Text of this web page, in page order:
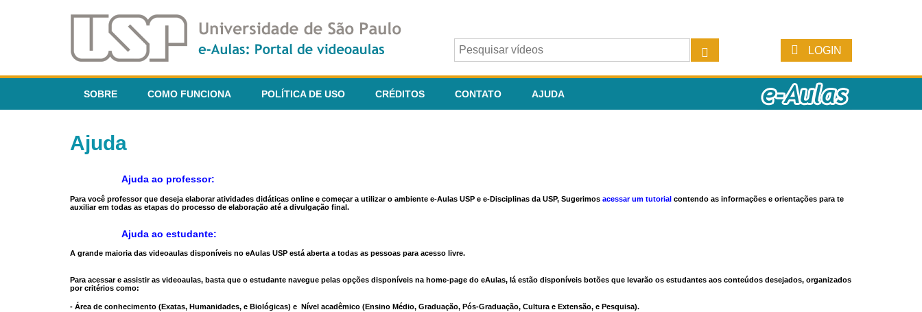
LOGIN
SOBRE COMO FUNCIONA POLÍTICA DE USO CRÉDITOS CONTATO AJUDA
Ajuda
Ajuda ao professor:
Para você professor que deseja elaborar atividades didáticas online e começar a utilizar o ambiente e-Aulas USP e e-Disciplinas da USP, Sugerimos acessar um tutorial contendo as informações e orientações para te
auxiliar em todas as etapas do processo de elaboração até a divulgação final.
Ajuda ao estudante:
A grande maioria das videoaulas disponíveis no eAulas USP está aberta a todas as pessoas para acesso livre.
Para acessar e assistir as videoaulas, basta que o estudante navegue pelas opções disponíveis na home-page do eAulas, lá estão disponíveis botões que levarão os estudantes aos conteúdos desejados, organizados
por critérios como:
- Área de conhecimento (Exatas, Humanidades, e Biológicas) e Nível acadêmico (Ensino Médio, Graduação, Pós-Graduação, Cultura e Extensão, e Pesquisa).